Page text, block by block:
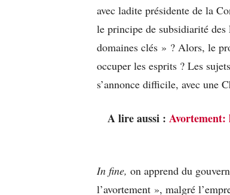
avec ladite présidente de la
le principe de subsidiarité
domaines clés » ? Alors, le
occuper les esprits ? Les
s’annonce difficile, avec une
A lire aussi : Avortement:
In fine, on apprend du
l’avortement », malgré